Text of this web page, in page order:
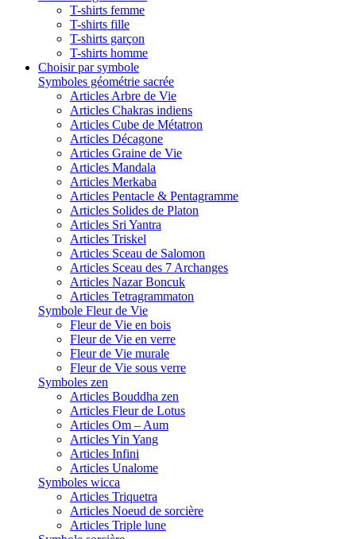
T-shirts femme
T-shirts fille
T-shirts garçon
T-shirts homme
Choisir par symbole
Symboles géométrie sacrée
Articles Arbre de Vie
Articles Chakras indiens
Articles Cube de Métatron
Articles Décagone
Articles Graine de Vie
Articles Mandala
Articles Merkaba
Articles Pentacle & Pentagramme
Articles Solides de Platon
Articles Sri Yantra
Articles Triskel
Articles Sceau de Salomon
Articles Sceau des 7 Archanges
Articles Nazar Boncuk
Articles Tetragrammaton
Symbole Fleur de Vie
Fleur de Vie en bois
Fleur de Vie en verre
Fleur de Vie murale
Fleur de Vie sous verre
Symboles zen
Articles Bouddha zen
Articles Fleur de Lotus
Articles Om – Aum
Articles Yin Yang
Articles Infini
Articles Unalome
Symboles wicca
Articles Triquetra
Articles Noeud de sorcière
Articles Triple lune